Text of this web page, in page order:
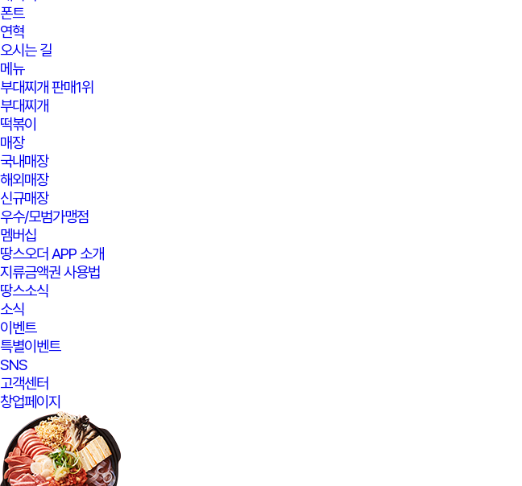
폰트
연혁
오시는 길
메뉴
부대찌개 판매1위
부대찌개
떡볶이
매장
국내매장
해외매장
신규매장
우수/모범가맹점
멤버십
땅스오더 APP 소개
지류금액권 사용법
땅스소식
소식
이벤트
특별이벤트
SNS
고객센터
창업페이지